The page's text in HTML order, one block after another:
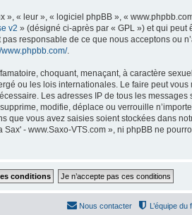
« leur », « logiciel phpBB », «
v2 » (désigné ci-après par « GPL ») et qui peut
responsable de ce que nous acceptons ou
www.phpbb.com/.
choquant, menaçant, à caractère
ou les lois internationales. Le faire peut
Les adresses IP de tous les
modifie, déplace ou verrouille
que vous avez saisies soient stockées dans
- www.Saxo-VTS.com », ni phpBB ne
L’équipe du
Nous contacter